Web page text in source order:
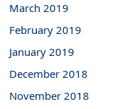
March 2019
February 2019
January 2019
December 2018
November 2018